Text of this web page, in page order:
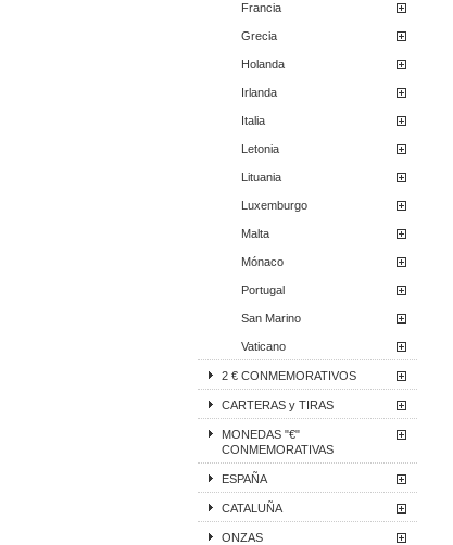
Francia
Grecia
Holanda
Irlanda
Italia
Letonia
Lituania
Luxemburgo
Malta
Mónaco
Portugal
San Marino
Vaticano
2 € CONMEMORATIVOS
CARTERAS y TIRAS
MONEDAS "€"
CONMEMORATIVAS
ESPAÑA
CATALUÑA
ONZAS